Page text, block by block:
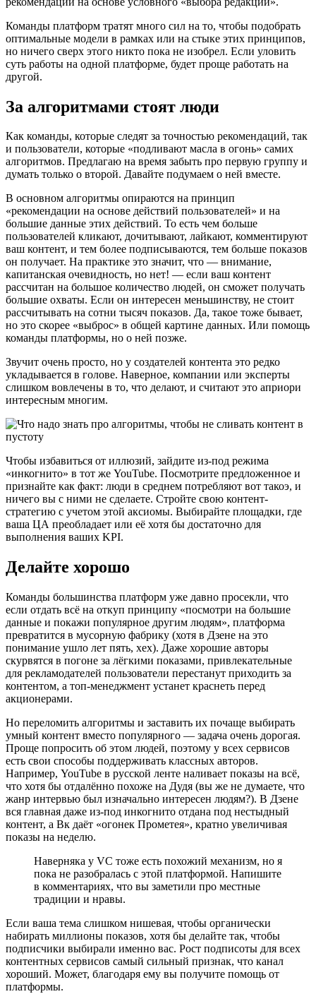
Команды платформ тратят много сил на то, чтобы подобрать
оптимальные модели в рамках или на стыке этих принципов,
но ничего сверх этого никто пока не изобрел. Если уловить
суть работы на одной платформе, будет проще работать на
другой.
За алгоритмами стоят люди
Как команды, которые следят за точностью рекомендаций, так
и пользователи, которые «подливают масла в огонь» самих
алгоритмов. Предлагаю на время забыть про первую группу и
думать только о второй. Давайте подумаем о ней вместе.
В основном алгоритмы опираются на принцип
«рекомендации на основе действий пользователей» и на
большие данные этих действий. То есть чем больше
пользователей кликают, дочитывают, лайкают, комментируют
ваш контент, и тем более подписываются, тем больше показов
он получает. На практике это значит, что — внимание,
капитанская очевидность, но нет! — если ваш контент
рассчитан на большое количество людей, он сможет получать
большие охваты. Если он интересен меньшинству, не стоит
рассчитывать на сотни тысяч показов. Да, такое тоже бывает,
но это скорее «выброс» в общей картине данных. Или помощь
команды платформы, но о ней позже.
Звучит очень просто, но у создателей контента это редко
укладывается в голове. Наверное, компании или эксперты
слишком вовлечены в то, что делают, и считают это априори
интересным многим.
Чтобы избавиться от иллюзий, зайдите из-под режима
«инкогнито» в тот же YouTube. Посмотрите предложенное и
признайте как факт: люди в среднем потребляют вот такоэ, и
ничего вы с ними не сделаете. Стройте свою контент-
стратегию с учетом этой аксиомы. Выбирайте площадки, где
ваша ЦА преобладает или её хотя бы достаточно для
выполнения ваших KPI.
Делайте хорошо
Команды большинства платформ уже давно просекли, что
если отдать всё на откуп принципу «посмотри на большие
данные и покажи популярное другим людям», платформа
превратится в мусорную фабрику (хотя в Дзене на это
понимание ушло лет пять, хех). Даже хорошие авторы
скурвятся в погоне за лёгкими показами, привлекательные
для рекламодателей пользователи перестанут приходить за
контентом, а топ-менеджмент устанет краснеть перед
акционерами.
Но переломить алгоритмы и заставить их почаще выбирать
умный контент вместо популярного — задача очень дорогая.
Проще попросить об этом людей, поэтому у всех сервисов
есть свои способы поддерживать классных авторов.
Например, YouTube в русской ленте наливает показы на всё,
что хотя бы отдалённо похоже на Дудя (вы же не думаете, что
жанр интервью был изначально интересен людям?). В Дзене
вся главная даже из-под инкогнито отдана под нестыдный
контент, а Вк даёт «огонек Прометея», кратно увеличивая
показы на неделю.
Наверняка у VC тоже есть похожий механизм, но я
пока не разобралась с этой платформой. Напишите
в комментариях, что вы заметили про местные
традиции и нравы.
Если ваша тема слишком нишевая, чтобы органически
набирать миллионы показов, хотя бы делайте так, чтобы
подписчики выбирали именно вас. Рост подписоты для всех
контентных сервисов самый сильный признак, что канал
хороший. Может, благодаря ему вы получите помощь от
платформы.